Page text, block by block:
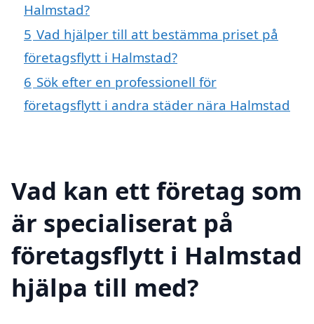
Halmstad?
5 Vad hjälper till att bestämma priset på
företagsflytt i Halmstad?
6 Sök efter en professionell för
företagsflytt i andra städer nära Halmstad
Vad kan ett företag som
är specialiserat på
företagsflytt i Halmstad
hjälpa till med?